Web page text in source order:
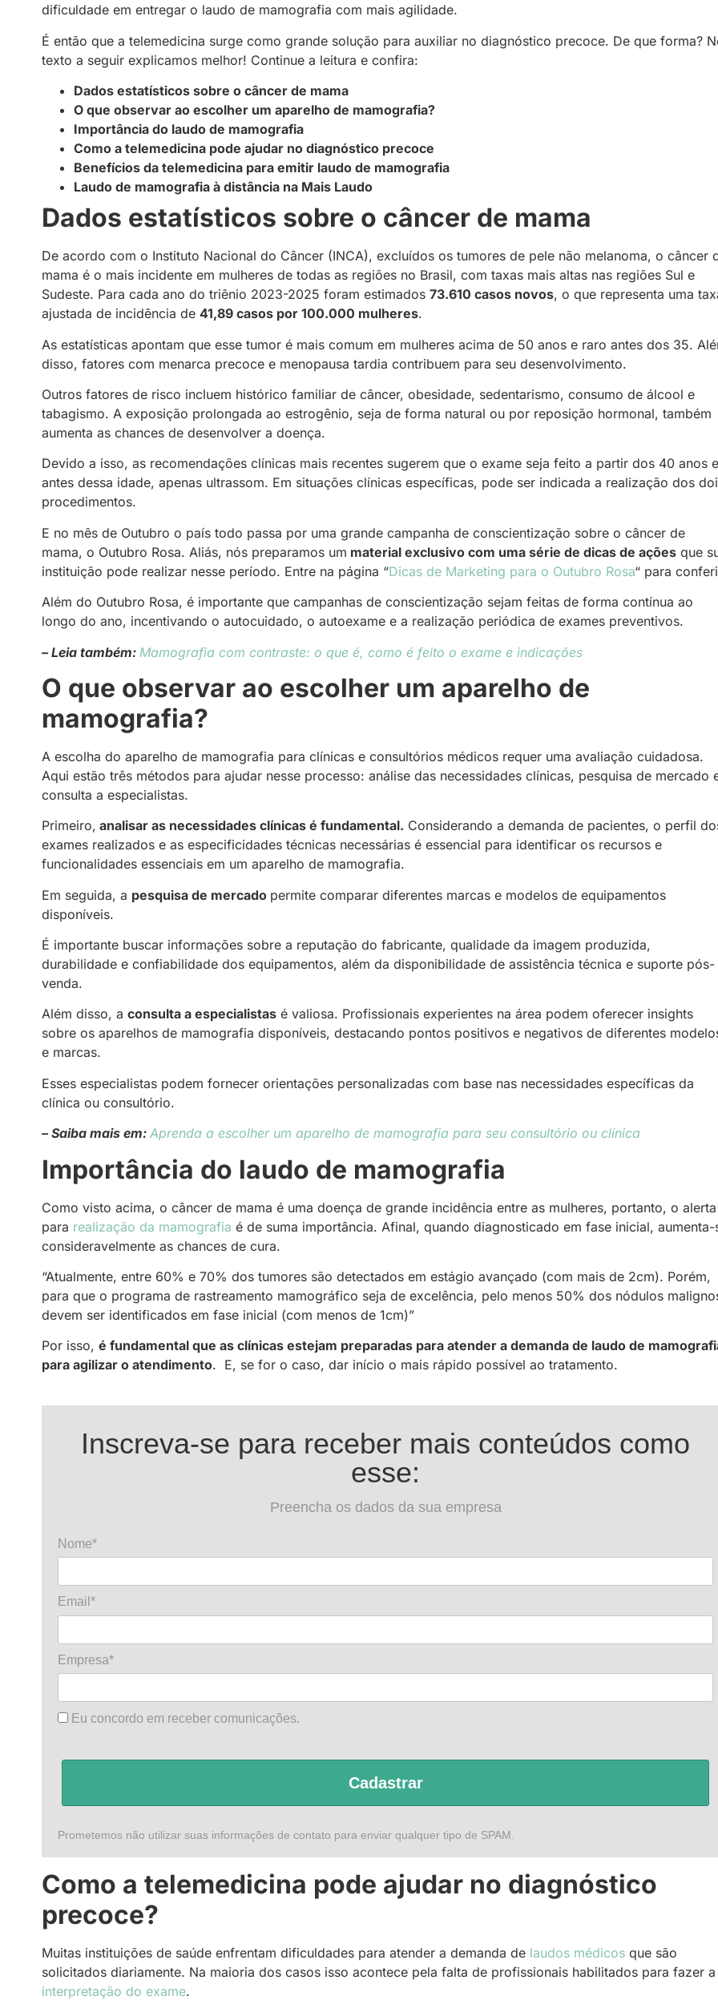
dificuldade em entregar o laudo de mamografia com mais agilidade.
É então que a telemedicina surge como grande solução para auxiliar no diagnóstico precoce. De que forma?
texto a seguir explicamos melhor! Continue a leitura e confira:
Dados estatísticos sobre o câncer de mama
O que observar ao escolher um aparelho de mamografia?
Importância do laudo de mamografia
Como a telemedicina pode ajudar no diagnóstico precoce
Benefícios da telemedicina para emitir laudo de mamografia
Laudo de mamografia à distância na Mais Laudo
Dados estatísticos sobre o câncer de mama
De acordo com o Instituto Nacional do Câncer (INCA), excluídos os tumores de pele não melanoma, o câncer
mama é o mais incidente em mulheres de todas as regiões no Brasil, com taxas mais altas nas regiões Sul e
Sudeste. Para cada ano do triênio 2023-2025 foram estimados 73.610 casos novos, o que representa uma
ajustada de incidência de 41,89 casos por 100.000 mulheres.
As estatísticas apontam que esse tumor é mais comum em mulheres acima de 50 anos e raro antes dos 35.
disso, fatores com menarca precoce e menopausa tardia contribuem para seu desenvolvimento.
Outros fatores de risco incluem histórico familiar de câncer, obesidade, sedentarismo, consumo de álcool e
tabagismo. A exposição prolongada ao estrogênio, seja de forma natural ou por reposição hormonal, também
aumenta as chances de desenvolver a doença.
Devido a isso, as recomendações clínicas mais recentes sugerem que o exame seja feito a partir dos 40 anos
antes dessa idade, apenas ultrassom. Em situações clínicas específicas, pode ser indicada a realização dos
procedimentos.
E no mês de Outubro o país todo passa por uma grande campanha de conscientização sobre o câncer de
mama, o Outubro Rosa. Aliás, nós preparamos um material exclusivo com uma série de dicas de ações que
instituição pode realizar nesse período. Entre na página “Dicas de Marketing para o Outubro Rosa“ para
Além do Outubro Rosa, é importante que campanhas de conscientização sejam feitas de forma contínua ao
longo do ano, incentivando o autocuidado, o autoexame e a realização periódica de exames preventivos.
– Leia também: Mamografia com contraste: o que é, como é feito o exame e indicações
O que observar ao escolher um aparelho de
mamografia?
A escolha do aparelho de mamografia para clínicas e consultórios médicos requer uma avaliação cuidadosa.
Aqui estão três métodos para ajudar nesse processo: análise das necessidades clínicas, pesquisa de mercado
consulta a especialistas.
Primeiro, analisar as necessidades clínicas é fundamental. Considerando a demanda de pacientes, o perfil
exames realizados e as especificidades técnicas necessárias é essencial para identificar os recursos e
funcionalidades essenciais em um aparelho de mamografia.
Em seguida, a pesquisa de mercado permite comparar diferentes marcas e modelos de equipamentos
disponíveis.
É importante buscar informações sobre a reputação do fabricante, qualidade da imagem produzida,
durabilidade e confiabilidade dos equipamentos, além da disponibilidade de assistência técnica e suporte pós-
venda.
Além disso, a consulta a especialistas é valiosa. Profissionais experientes na área podem oferecer insights
sobre os aparelhos de mamografia disponíveis, destacando pontos positivos e negativos de diferentes
e marcas.
Esses especialistas podem fornecer orientações personalizadas com base nas necessidades específicas da
clínica ou consultório.
– Saiba mais em: Aprenda a escolher um aparelho de mamografia para seu consultório ou clínica
Importância do laudo de mamografia
Como visto acima, o câncer de mama é uma doença de grande incidência entre as mulheres, portanto, o alerta
para realização da mamografia é de suma importância. Afinal, quando diagnosticado em fase inicial, aumenta-
consideravelmente as chances de cura.
“Atualmente, entre 60% e 70% dos tumores são detectados em estágio avançado (com mais de 2cm). Porém,
para que o programa de rastreamento mamográfico seja de excelência, pelo menos 50% dos nódulos
devem ser identificados em fase inicial (com menos de 1cm)”
Por isso, é fundamental que as clínicas estejam preparadas para atender a demanda de laudo de
para agilizar o atendimento. E, se for o caso, dar início o mais rápido possível ao tratamento.
Inscreva-se para receber mais conteúdos como
esse:
Preencha os dados da sua empresa
Nome*
Email*
Empresa*
Eu concordo em receber comunicações.
Cadastrar
Prometemos não utilizar suas informações de contato para enviar qualquer tipo de SPAM.
Como a telemedicina pode ajudar no diagnóstico
precoce?
Muitas instituições de saúde enfrentam dificuldades para atender a demanda de laudos médicos que são
solicitados diariamente. Na maioria dos casos isso acontece pela falta de profissionais habilitados para fazer a
interpretação do exame.